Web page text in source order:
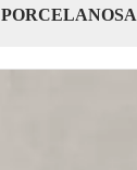
PORCELANOSA